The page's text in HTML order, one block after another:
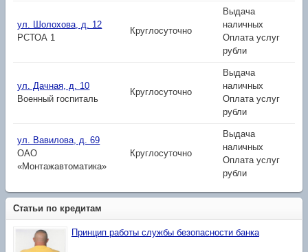
ул. Шолохова, д. 12
РСТОА 1
Круглосуточно
Выдача
наличных
Оплата услуг
рубли
ул. Дачная, д. 10
Военный госпиталь
Круглосуточно
Выдача
наличных
Оплата услуг
рубли
ул. Вавилова, д. 69
ОАО
«Монтажавтоматика»
Круглосуточно
Выдача
наличных
Оплата услуг
рубли
Статьи по кредитам
Принцип работы службы безопасности банка